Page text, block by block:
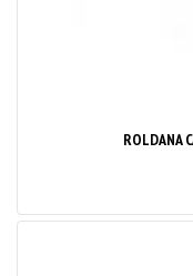
ROLDANA